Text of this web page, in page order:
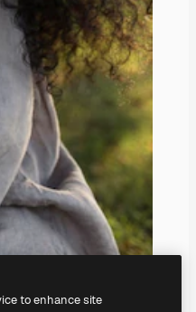
to enhance site